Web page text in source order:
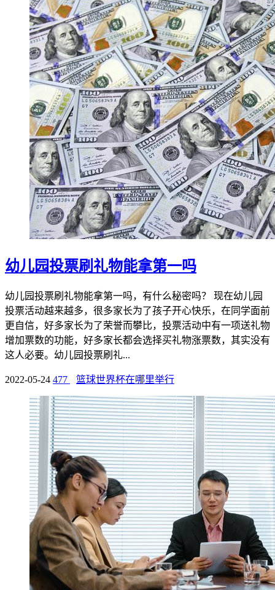
幼儿园投票刷礼物能拿第一吗
幼儿园投票刷礼物能拿第一吗，有什么秘密吗？ 现在幼儿园
投票活动越来越多，很多家长为了孩子开心快乐，在同学面前
更自信，好多家长为了荣誉而攀比，投票活动中有一项送礼物
增加票数的功能，好多家长都会选择买礼物涨票数，其实没有
这人必要。幼儿园投票刷礼...
2022-05-24 477 篮球世界杯在哪里举行